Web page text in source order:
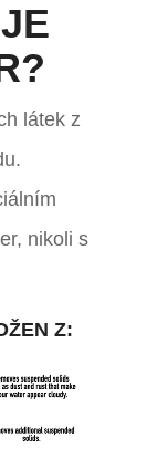
látek z
nikoli s
Z: